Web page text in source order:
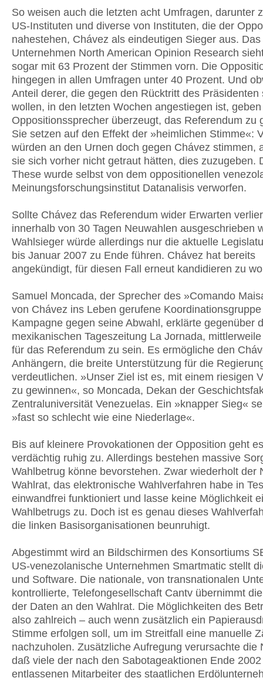
So weisen auch die letzten acht Umfragen, darunter
US-Instituten und diverse von Instituten, die der
nahestehen, Chávez als eindeutigen Sieger aus. Das
Unternehmen North American Opinion Research
sogar mit 63 Prozent der Stimmen vorn. Die
hingegen in allen Umfragen unter 40 Prozent. Und
Anteil derer, die gegen den Rücktritt des Präsidenten
wollen, in den letzten Wochen angestiegen ist,
Oppositionssprecher überzeugt, das Referendum zu
Sie setzen auf den Effekt der »heimlichen Stimme«:
würden an den Urnen doch gegen Chávez stimmen,
sie sich vorher nicht getraut hätten, dies zuzugeben.
These wurde selbst von dem oppositionellen
Meinungsforschungsinstitut Datanalisis verworfen.
Sollte Chávez das Referendum wider Erwarten
innerhalb von 30 Tagen Neuwahlen ausgeschrieben
Wahlsieger würde allerdings nur die aktuelle
bis Januar 2007 zu Ende führen. Chávez hat bereits
angekündigt, für diesen Fall erneut kandidieren zu
Samuel Moncada, der Sprecher des »Comando
von Chávez ins Leben gerufene
Kampagne gegen seine Abwahl, erklärte gegenüber
mexikanischen Tageszeitung La Jornada,
für das Referendum zu sein. Es ermögliche den
Anhängern, die breite Unterstützung für die
verdeutlichen. »Unser Ziel ist es, mit einem riesigen
zu gewinnen«, so Moncada, Dekan der
Zentraluniversität Venezuelas. Ein »knapper Sieg«
»fast so schlecht wie eine Niederlage«.
Bis auf kleinere Provokationen der Opposition geht
verdächtig ruhig zu. Allerdings bestehen massive
Wahlbetrug könne bevorstehen. Zwar wiederholt der
Wahlrat, das elektronische Wahlverfahren habe in
einwandfrei funktioniert und lasse keine Möglichkeit
Wahlbetrugs zu. Doch ist es genau dieses
die linken Basisorganisationen beunruhigt.
Abgestimmt wird an Bildschirmen des Konsortiums
US-venezolanische Unternehmen Smartmatic stellt
und Software. Die nationale, von transnationalen
kontrollierte, Telefongesellschaft Cantv übernimmt
der Daten an den Wahlrat. Die Möglichkeiten des
also zahlreich – auch wenn zusätzlich ein
Stimme erfolgen soll, um im Streitfall eine manuelle
nachzuholen. Zusätzliche Aufregung verursachte die
daß viele der nach den Sabotageaktionen Ende 2002
entlassenen Mitarbeiter des staatlichen